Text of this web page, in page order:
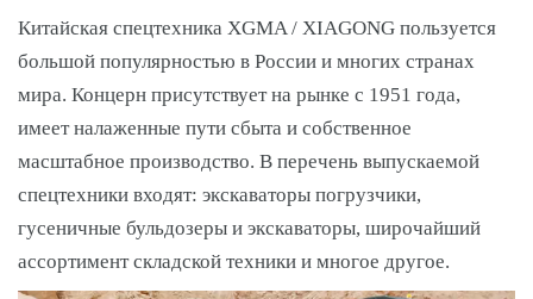
Китайская спецтехника XGMA / XIAGONG пользуется
большой популярностью в России и многих странах
мира. Концерн присутствует на рынке с 1951 года,
имеет налаженные пути сбыта и собственное
масштабное производство. В перечень выпускаемой
спецтехники входят: экскаваторы погрузчики,
гусеничные бульдозеры и экскаваторы, широчайший
ассортимент складской техники и многое другое.